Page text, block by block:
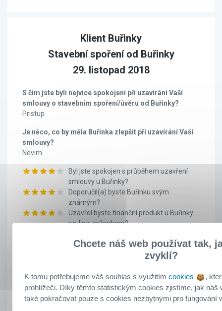
Klient Buřinky
Stavební spoření od Buřinky
29. listopad 2018
S čím jste byli nejvíce spokojeni při uzavírání Vaší
smlouvy o stavebním spoření/úvěru od Buřinky?
Pristup
Je něco, co by měla Buřinka zlepšit při uzavírání Vaší
smlouvy?
Nevim
Byl jste spokojen s průběhem uzavření
smlouvy u Buřinky?
Doporučil(a) byste Buřinku svým
známým?
Uzavřel byste finanční produkt u Buřinky
on-line způsobem?
Hodnocení:4.0/5
Klient
doporučuje
Chcete náš web používat tak,
zvyklí?
K tomu potřebujeme váš souhlas s využitím cookies
,
prohlížeči. Díky těmto statistickým cookies zjistíme, jak náš
také pokračovat pouze s cookies nezbytnými pro fungování